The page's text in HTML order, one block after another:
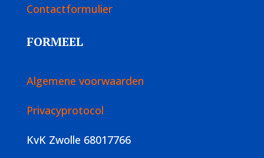
Contactformulier
FORMEEL
Algemene voorwaarden
Privacyprotocol
KvK Zwolle 68017766